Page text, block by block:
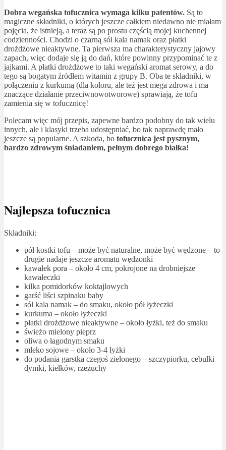
Dobra wegańska tofucznica wymaga kilku patentów. Są to
magiczne składniki, o których jeszcze całkiem niedawno nie miałam
pojęcia, że istnieją, a teraz są po prostu częścią mojej kuchennej
codzienności. Chodzi o czarną sól kala namak oraz płatki
drożdżowe nieaktywne. Ta pierwsza ma charakterystyczny jajowy
zapach, więc dodaje się ją do dań, które powinny przypominać te z
jajkami. A płatki drożdżowe to taki wegański aromat serowy, a do
tego są bogatym źródłem witamin z grupy B. Oba te składniki, w
połączeniu z kurkumą (dla koloru, ale też jest mega zdrowa i ma
znaczące działanie przeciwnowotworowe) sprawiają, że tofu
zamienia się w tofucznicę!
Polecam więc mój przepis, zapewne bardzo podobny do tak wielu
innych, ale i klasyki trzeba udostępniać, bo tak naprawdę mało
jeszcze są popularne. A szkoda, bo tofucznica jest pysznym,
bardzo zdrowym śniadaniem, pełnym dobrego białka!
Najlepsza tofucznica
Składniki:
pół kostki tofu – może być naturalne, może być wędzone – to
drugie nadaje jeszcze aromatu wędzonki
kawałek pora – około 4 cm, pokrojone na drobniejsze
kawałeczki
kilka pomidorków koktajlowych
garść liści szpinaku baby
sól kala namak – do smaku, około pół łyżeczki
kurkuma – około łyżeczki
płatki drożdżowe nieaktywne – około łyżki, też do smaku
świeżo mielony pieprz
oliwa o łagodnym smaku
mleko sojowe – około 3-4 łyżki
do podania garstka czegoś zielonego – szczypiorku, cebulki
dymki, kiełków, rzeżuchy